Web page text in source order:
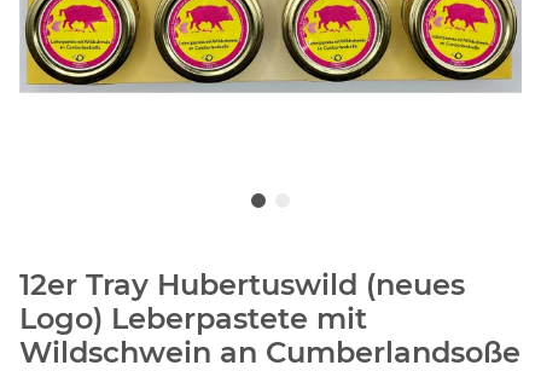
12er Tray Hubertuswild (neues
Logo) Leberpastete mit
Wildschwein an Cumberlandsoße